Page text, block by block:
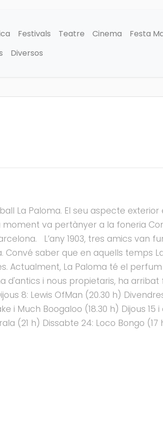
Festivals Teatre Cinema Festa
Diversos
La Paloma. El seu aspecte exterior
va pertànyer a la foneria
L’any 1903, tres amics van
saber que en aquells temps
Actualment, La Paloma té el perfum
d'antics i nous propietaris, ha
8: Lewis OfMan (20.30 h)
i Much Boogaloo (18.30 h) Dijous 15 i
(21 h) Dissabte 24: Loco Bongo